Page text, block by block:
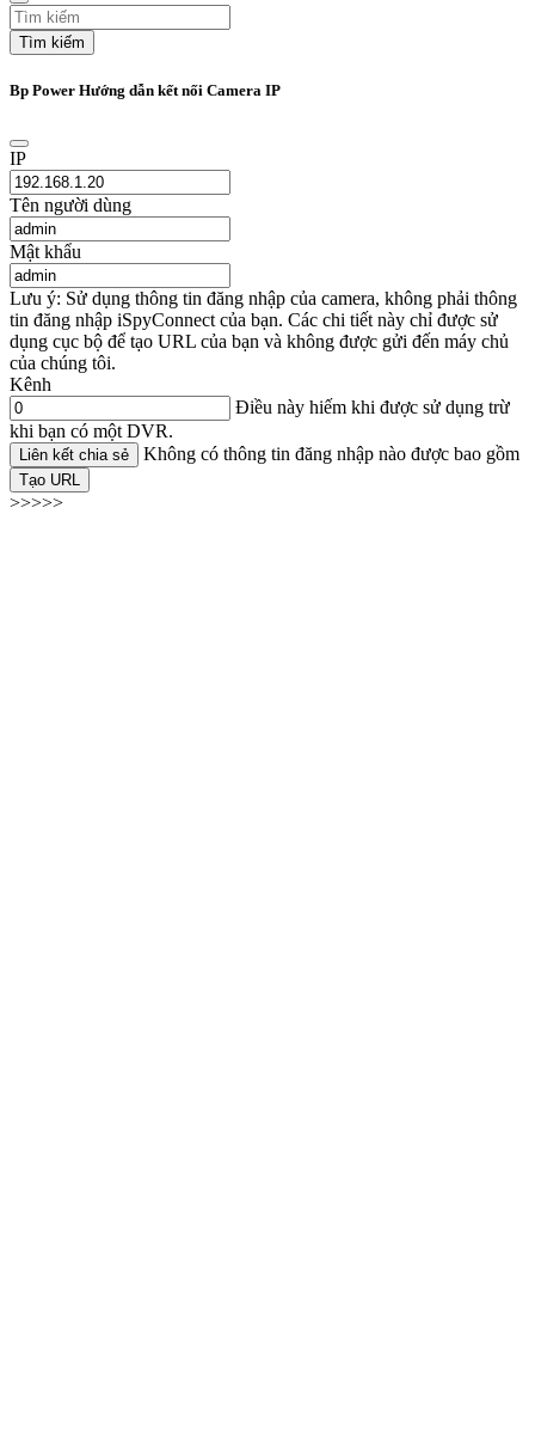
Tìm kiếm
Bp Power Hướng dẫn kết nối Camera IP
IP
Tên người dùng
Mật khẩu
Lưu ý: Sử dụng thông tin đăng nhập của camera, không phải thông
tin đăng nhập iSpyConnect của bạn. Các chi tiết này chỉ được sử
dụng cục bộ để tạo URL của bạn và không được gửi đến máy chủ
của chúng tôi.
Kênh
Điều này hiếm khi được sử dụng trừ
khi bạn có một DVR.
Liên kết chia sẻ Không có thông tin đăng nhập nào được bao gồm
Tạo URL
>>>>>